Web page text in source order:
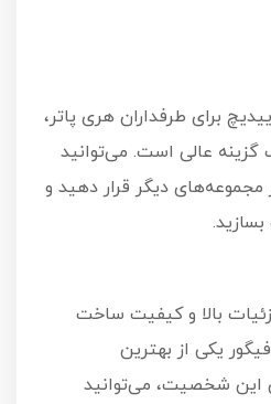
برای طرفداران هری پاتر،
گزینه عالی است. می‌توانید
مجموعه‌های دیگر قرار دهید و
بالا و کیفیت ساخت
یکی از بهترین
این شخصیت، می‌توانید